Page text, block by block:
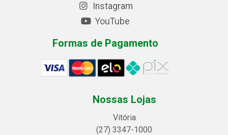
Instagram
YouTube
Formas de Pagamento
Nossas Lojas
Vitória
(27) 3347-1000